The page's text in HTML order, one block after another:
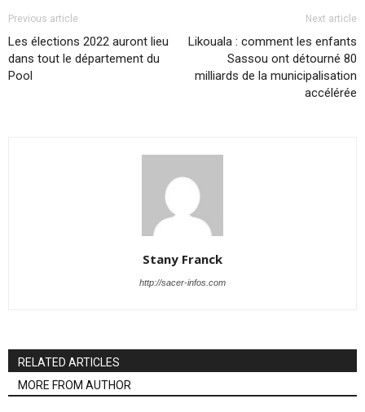
Previous article
Les élections 2022 auront lieu
dans tout le département du
Pool
Next article
Likouala : comment les enfants
Sassou ont détourné 80
milliards de la municipalisation
accélérée
Stany Franck
http://sacer-infos.com
RELATED ARTICLES
MORE FROM AUTHOR